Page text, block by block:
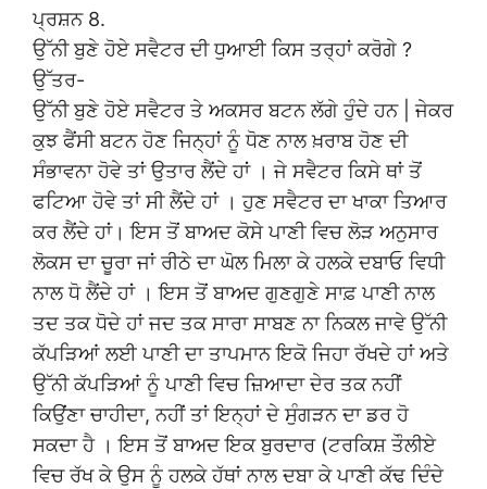
ਪ੍ਰਸ਼ਨ 8.
ਉੱਨੀ ਬੁਣੇ ਹੋਏ ਸਵੈਟਰ ਦੀ ਧੁਆਈ ਕਿਸ ਤਰ੍ਹਾਂ ਕਰੋਗੇ ?
ਉੱਤਰ-
ਉੱਨੀ ਬੁਣੇ ਹੋਏ ਸਵੈਟਰ ਤੇ ਅਕਸਰ ਬਟਨ ਲੱਗੇ ਹੁੰਦੇ ਹਨ | ਜੇਕਰ
ਕੁਝ ਫੈਂਸੀ ਬਟਨ ਹੋਣ ਜਿਨ੍ਹਾਂ ਨੂੰ ਧੋਣ ਨਾਲ ਖ਼ਰਾਬ ਹੋਣ ਦੀ
ਸੰਭਾਵਨਾ ਹੋਵੇ ਤਾਂ ਉਤਾਰ ਲੈਂਦੇ ਹਾਂ । ਜੇ ਸਵੈਟਰ ਕਿਸੇ ਥਾਂ ਤੋਂ
ਫਟਿਆ ਹੋਵੇ ਤਾਂ ਸੀ ਲੈਂਦੇ ਹਾਂ । ਹੁਣ ਸਵੈਟਰ ਦਾ ਖਾਕਾ ਤਿਆਰ
ਕਰ ਲੈਂਦੇ ਹਾਂ। ਇਸ ਤੋਂ ਬਾਅਦ ਕੋਸੇ ਪਾਣੀ ਵਿਚ ਲੋੜ ਅਨੁਸਾਰ
ਲੋਕਸ ਦਾ ਚੂਰਾ ਜਾਂ ਰੀਠੇ ਦਾ ਘੋਲ ਮਿਲਾ ਕੇ ਹਲਕੇ ਦਬਾਓ ਵਿਧੀ
ਨਾਲ ਧੋ ਲੈਂਦੇ ਹਾਂ । ਇਸ ਤੋਂ ਬਾਅਦ ਗੁਣਗੁਣੇ ਸਾਫ਼ ਪਾਣੀ ਨਾਲ
ਤਦ ਤਕ ਧੋਦੇ ਹਾਂ ਜਦ ਤਕ ਸਾਰਾ ਸਾਬਣ ਨਾ ਨਿਕਲ ਜਾਵੇ ਉੱਨੀ
ਕੱਪੜਿਆਂ ਲਈ ਪਾਣੀ ਦਾ ਤਾਪਮਾਨ ਇਕੋ ਜਿਹਾ ਰੱਖਦੇ ਹਾਂ ਅਤੇ
ਉੱਨੀ ਕੱਪੜਿਆਂ ਨੂੰ ਪਾਣੀ ਵਿਚ ਜ਼ਿਆਦਾ ਦੇਰ ਤਕ ਨਹੀਂ
ਕਿਉਂਣਾ ਚਾਹੀਦਾ, ਨਹੀਂ ਤਾਂ ਇਨ੍ਹਾਂ ਦੇ ਸੁੰਗੜਨ ਦਾ ਡਰ ਹੋ
ਸਕਦਾ ਹੈ । ਇਸ ਤੋਂ ਬਾਅਦ ਇਕ ਬੁਰਦਾਰ (ਟਰਕਿਸ਼ ਤੌਲੀਏ
ਵਿਚ ਰੱਖ ਕੇ ਉਸ ਨੂੰ ਹਲਕੇ ਹੱਥਾਂ ਨਾਲ ਦਬਾ ਕੇ ਪਾਣੀ ਕੱਢ ਦਿੰਦੇ